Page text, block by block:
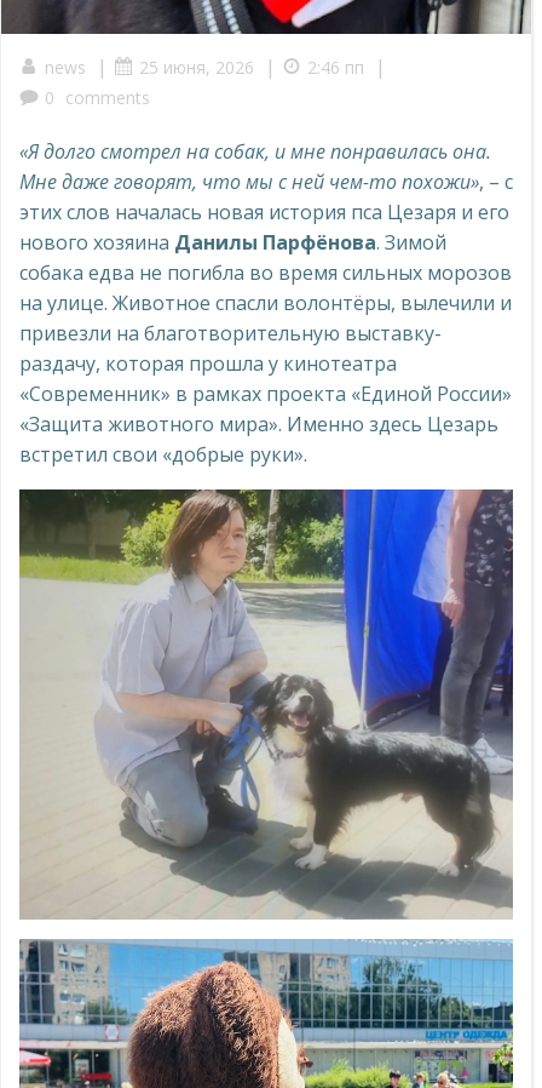
news | 25 июня, 2026 | 2:46 пп |
0 comments
«Я долго смотрел на собак, и мне понравилась она.
Мне даже говорят, что мы с ней чем-то похожи», – с
этих слов началась новая история пса Цезаря и его
нового хозяина Данилы Парфёнова. Зимой
собака едва не погибла во время сильных морозов
на улице. Животное спасли волонтёры, вылечили и
привезли на благотворительную выставку-
раздачу, которая прошла у кинотеатра
«Современник» в рамках проекта «Единой России»
«Защита животного мира». Именно здесь Цезарь
встретил свои «добрые руки».